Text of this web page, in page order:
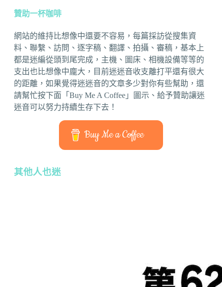
贊助一杯咖啡
網站的維持比想像中還要不容易，每篇採訪從搜集資
料、聯繫、訪問、逐字稿、翻譯、拍攝、審稿，基本上
都是迷編從頭到尾完成，主機、圖床、相機設備等等的
支出也比想像中龐大，目前迷迷音收支離打平還有很大
的距離，如果覺得迷迷音的文章多少對你有些幫助，還
請幫忙按下面「Buy Me A Coffee」圖示、給予贊助讓迷
迷音可以努力持續生存下去！
Buy Me a Coffee
其他人也迷